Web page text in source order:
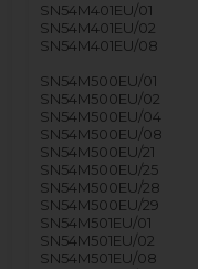
SN54M401EU/01
SN54M401EU/02
SN54M401EU/08
SN54M500EU/01
SN54M500EU/02
SN54M500EU/04
SN54M500EU/08
SN54M500EU/21
SN54M500EU/25
SN54M500EU/28
SN54M500EU/29
SN54M501EU/01
SN54M501EU/02
SN54M501EU/08